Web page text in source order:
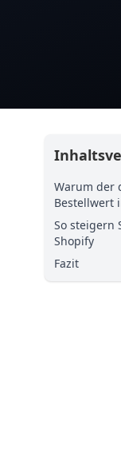
Warum der
Bestellwert
So steigern
Shopify
Fazit